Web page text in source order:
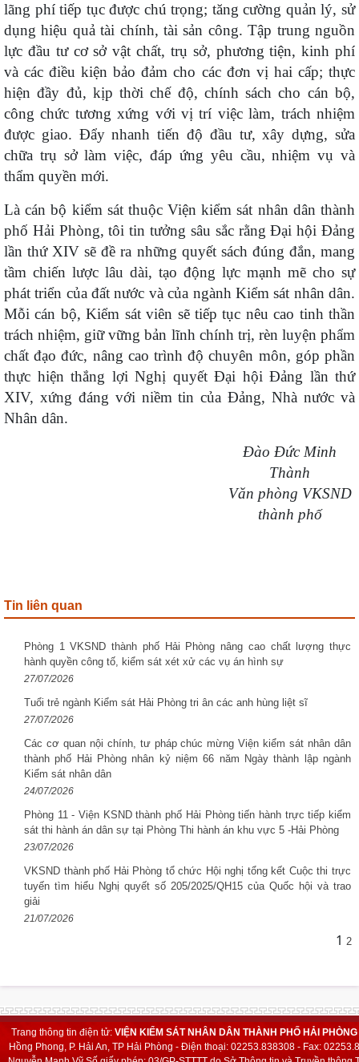
lãng phí tiếp tục được chú trọng; tăng cường quản lý, sử
dụng hiệu quả tài chính, tài sản công. Tập trung nguồn
lực đầu tư cơ sở vật chất, trụ sở, phương tiện, kinh phí
và các điều kiện bảo đảm cho các đơn vị hai cấp; thực
hiện đầy đủ, kịp thời chế độ, chính sách cho cán bộ,
công chức tương xứng với vị trí việc làm, trách nhiệm
được giao. Đẩy nhanh tiến độ đầu tư, xây dựng, sửa
chữa trụ sở làm việc, đáp ứng yêu cầu, nhiệm vụ và
thẩm quyền mới.
Là cán bộ kiểm sát thuộc Viện kiểm sát nhân dân thành
phố Hải Phòng, tôi tin tưởng sâu sắc rằng Đại hội Đảng
lần thứ XIV sẽ đề ra những quyết sách đúng đắn, mang
tầm chiến lược lâu dài, tạo động lực mạnh mẽ cho sự
phát triển của đất nước và của ngành Kiểm sát nhân dân.
Mỗi cán bộ, Kiểm sát viên sẽ tiếp tục nêu cao tinh thần
trách nhiệm, giữ vững bản lĩnh chính trị, rèn luyện phẩm
chất đạo đức, nâng cao trình độ chuyên môn, góp phần
thực hiện thắng lợi Nghị quyết Đại hội Đảng lần thứ
XIV, xứng đáng với niềm tin của Đảng, Nhà nước và
Nhân dân.
Đào Đức Minh
Thành
Văn phòng VKSND
thành phố
Tin liên quan
Phòng 1 VKSND thành phố Hải Phòng nâng cao chất lượng thực
hành quyền công tố, kiểm sát xét xử các vụ án hình sự
27/07/2026
Tuổi trẻ ngành Kiểm sát Hải Phòng tri ân các anh hùng liệt sĩ
27/07/2026
Các cơ quan nội chính, tư pháp chúc mừng Viện kiểm sát nhân dân
thành phố Hải Phòng nhân kỷ niệm 66 năm Ngày thành lập ngành
Kiểm sát nhân dân
24/07/2026
Phòng 11 - Viện KSND thành phố Hải Phòng tiến hành trực tiếp kiểm
sát thi hành án dân sự tại Phòng Thi hành án khu vực 5 -Hải Phòng
23/07/2026
VKSND thành phố Hải Phòng tổ chức Hội nghị tổng kết Cuộc thi trực
tuyến tìm hiểu Nghị quyết số 205/2025/QH15 của Quốc hội và trao
giải
21/07/2026
1 2
Trang thông tin điện tử: VIỆN KIỂM SÁT NHÂN DÂN THÀNH PHỐ HẢI PHÒNG
Hồng Phong, P. Hải An, TP Hải Phòng - Điện thoại: 02253.838308 - Fax: